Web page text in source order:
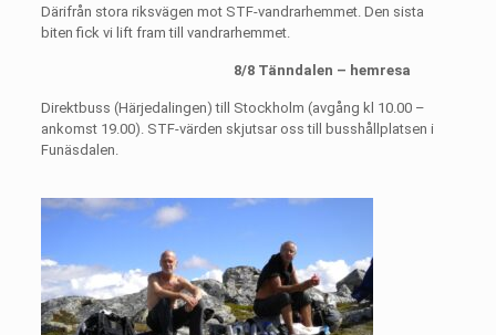
Därifrån stora riksvägen mot STF-vandrarhemmet. Den sista
biten fick vi lift fram till vandrarhemmet.
8/8 Tänndalen – hemresa
Direktbuss (Härjedalingen) till Stockholm (avgång kl 10.00 –
ankomst 19.00). STF-värden skjutsar oss till busshållplatsen i
Funäsdalen.